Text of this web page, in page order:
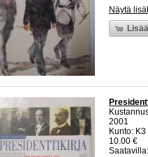
Näytä
2001
Kunto:
10.00 €